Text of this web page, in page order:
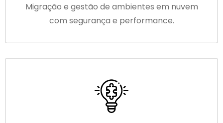
Migração e gestão de ambientes em nuvem
com segurança e performance.